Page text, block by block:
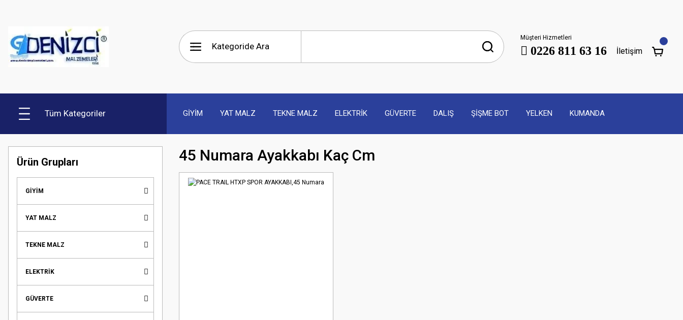
Müşteri Hizmetleri
0226 811 63 16 İletişim
Tüm Kategoriler GİYİM YAT MALZ TEKNE MALZ ELEKTRİK GÜVERTE DALIŞ ŞİŞME BOT YELKEN KUMANDA
Ürün Grupları
GİYİM
YAT MALZ
TEKNE MALZ
ELEKTRİK
GÜVERTE
45 Numara Ayakkabı Kaç Cm